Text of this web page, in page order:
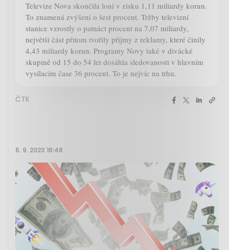
Televize Nova skončila loni v zisku 1,11 miliardy korun.
To znamená zvýšení o šest procent. Tržby televizní
stanice vzrostly o patnáct procent na 7,07 miliardy,
největší část přitom tvořily příjmy z reklamy, které činily
4,43 miliardy korun. Programy Novy také v divácké
skupině od 15 do 54 let dosáhla sledovanosti v hlavním
vysílacím čase 36 procent. To je nejvíc na trhu.
ČTK
5. 9. 2023 18:48